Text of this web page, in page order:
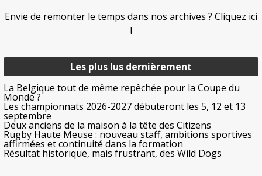
Les plus lus dernièrement
La Belgique tout de même repêchée pour la Coupe du
Monde ?
Les championnats 2026-2027 débuteront les 5, 12 et 13
septembre
Deux anciens de la maison à la tête des Citizens
Rugby Haute Meuse : nouveau staff, ambitions sportives
affirmées et continuité dans la formation
Résultat historique, mais frustrant, des Wild Dogs
Envie de remonter le temps dans nos archives ? Cliquez ici
!